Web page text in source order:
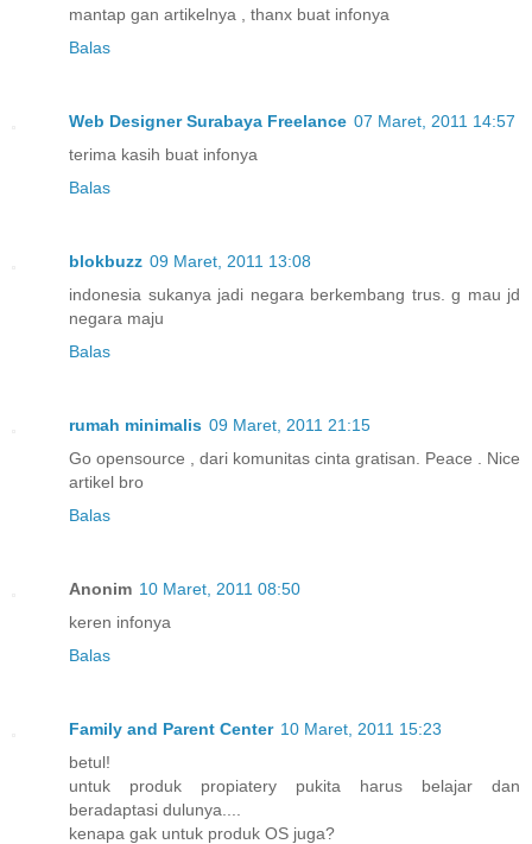
mantap gan artikelnya , thanx buat infonya
Balas
Web Designer Surabaya Freelance 07 Maret, 2011 14:57
terima kasih buat infonya
Balas
blokbuzz 09 Maret, 2011 13:08
indonesia sukanya jadi negara berkembang trus. g mau jd
negara maju
Balas
rumah minimalis 09 Maret, 2011 21:15
Go opensource , dari komunitas cinta gratisan. Peace . Nice
artikel bro
Balas
Anonim 10 Maret, 2011 08:50
keren infonya
Balas
Family and Parent Center 10 Maret, 2011 15:23
betul!
untuk produk propiatery pukita harus belajar dan
beradaptasi dulunya....
kenapa gak untuk produk OS juga?